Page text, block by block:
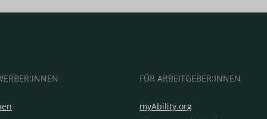
FÜR ARBEITGEBER:INNEN
myAbility.org